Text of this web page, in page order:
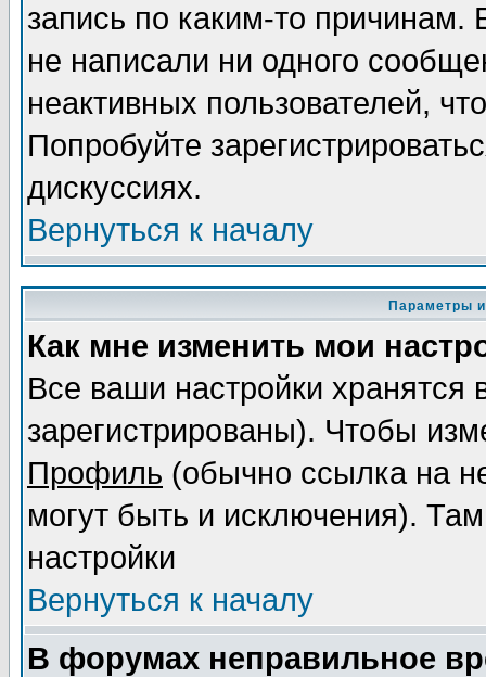
запись по каким-то
не написали ни одного
неактивных пользователей,
Попробуйте
дискуссиях.
Вернуться к началу
Параметры
Как мне изменить мои
Все ваши настройки
зарегистрированы). Чтобы
Профиль (обычно ссылка на
могут быть и исключения).
настройки
Вернуться к началу
В форумах неправильное